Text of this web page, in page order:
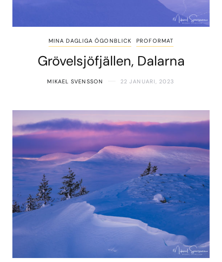
MINA DAGLIGA ÖGONBLICK PROFORMAT
Grövelsjöfjällen, Dalarna
MIKAEL SVENSSON 22 JANUARI, 2023